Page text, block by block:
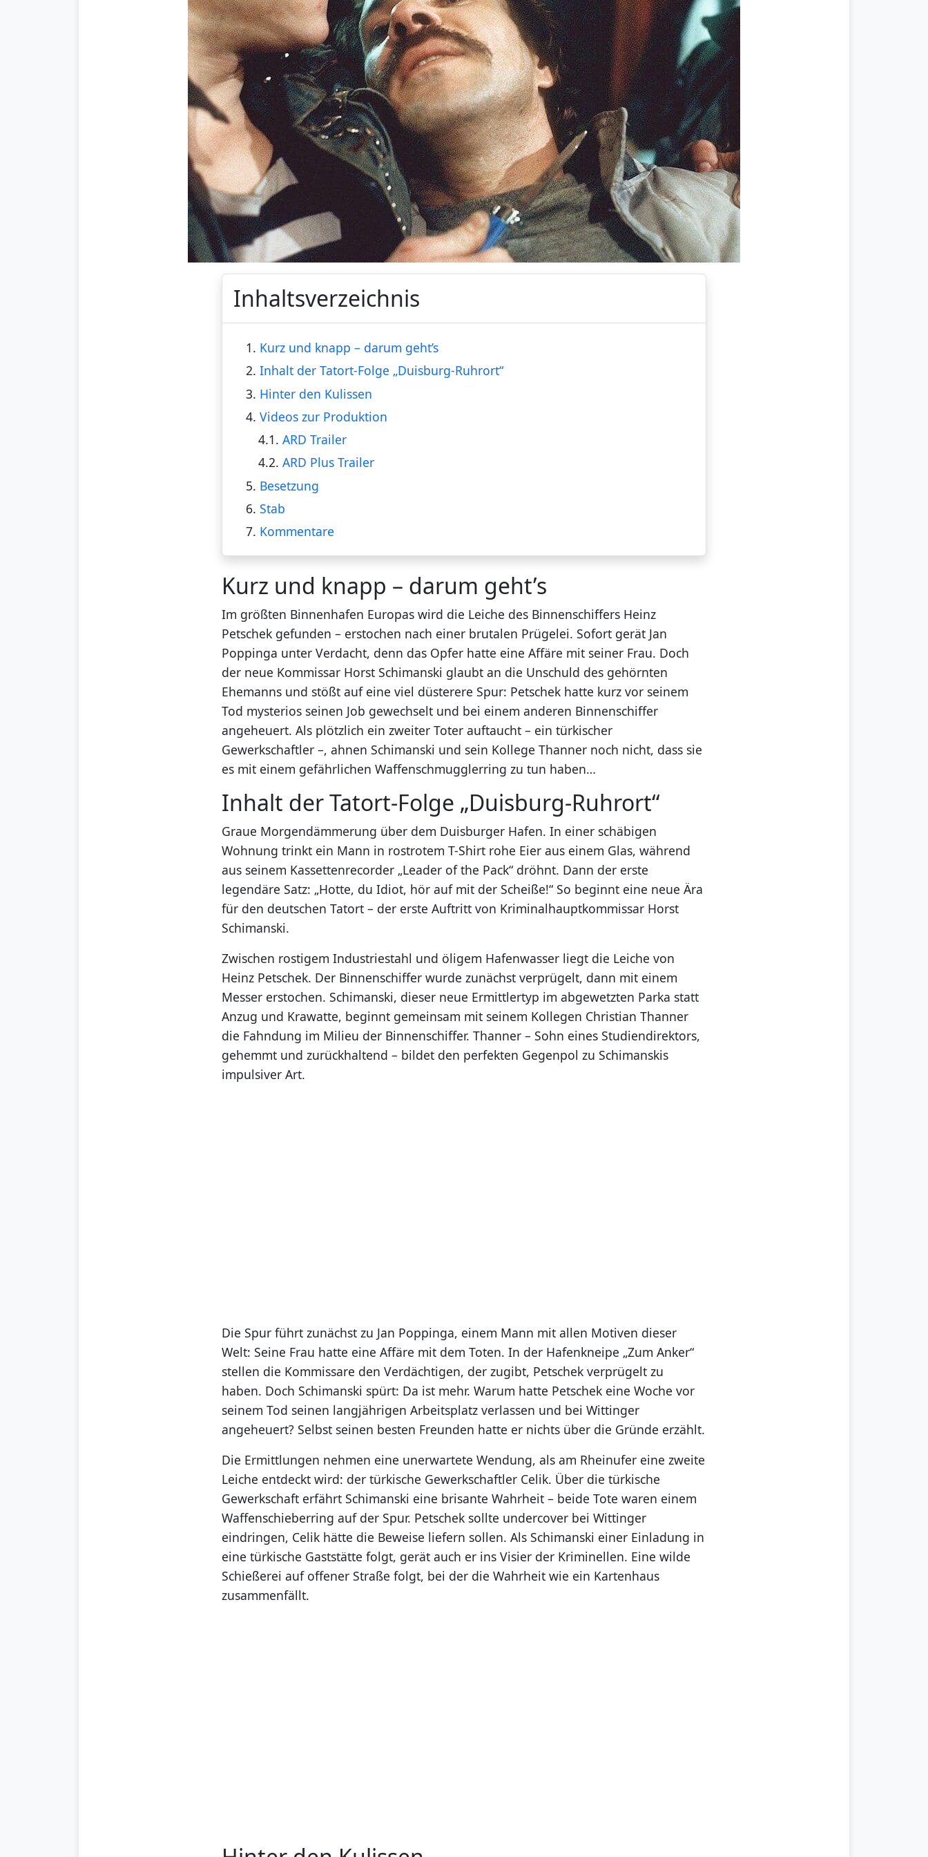
Inhaltsverzeichnis
1. Kurz und knapp – darum geht’s
2. Inhalt der Tatort-Folge „Duisburg-Ruhrort“
3. Hinter den Kulissen
4. Videos zur Produktion
4.1. ARD Trailer
4.2. ARD Plus Trailer
5. Besetzung
6. Stab
7. Kommentare
Kurz und knapp – darum geht’s
Im größten Binnenhafen Europas wird die Leiche des Binnenschiffers Heinz
Petschek gefunden – erstochen nach einer brutalen Prügelei. Sofort gerät Jan
Poppinga unter Verdacht, denn das Opfer hatte eine Affäre mit seiner Frau. Doch
der neue Kommissar Horst Schimanski glaubt an die Unschuld des gehörnten
Ehemanns und stößt auf eine viel düsterere Spur: Petschek hatte kurz vor seinem
Tod mysterios seinen Job gewechselt und bei einem anderen Binnenschiffer
angeheuert. Als plötzlich ein zweiter Toter auftaucht – ein türkischer
Gewerkschaftler –, ahnen Schimanski und sein Kollege Thanner noch nicht, dass sie
es mit einem gefährlichen Waffenschmugglerring zu tun haben…
Inhalt der Tatort-Folge „Duisburg-Ruhrort“
Graue Morgendämmerung über dem Duisburger Hafen. In einer schäbigen
Wohnung trinkt ein Mann in rostrotem T-Shirt rohe Eier aus einem Glas, während
aus seinem Kassettenrecorder „Leader of the Pack“ dröhnt. Dann der erste
legendäre Satz: „Hotte, du Idiot, hör auf mit der Scheiße!“ So beginnt eine neue Ära
für den deutschen Tatort – der erste Auftritt von Kriminalhauptkommissar Horst
Schimanski.
Zwischen rostigem Industriestahl und öligem Hafenwasser liegt die Leiche von
Heinz Petschek. Der Binnenschiffer wurde zunächst verprügelt, dann mit einem
Messer erstochen. Schimanski, dieser neue Ermittlertyp im abgewetzten Parka statt
Anzug und Krawatte, beginnt gemeinsam mit seinem Kollegen Christian Thanner
die Fahndung im Milieu der Binnenschiffer. Thanner – Sohn eines Studiendirektors,
gehemmt und zurückhaltend – bildet den perfekten Gegenpol zu Schimanskis
impulsiver Art.
Die Spur führt zunächst zu Jan Poppinga, einem Mann mit allen Motiven dieser
Welt: Seine Frau hatte eine Affäre mit dem Toten. In der Hafenkneipe „Zum Anker“
stellen die Kommissare den Verdächtigen, der zugibt, Petschek verprügelt zu
haben. Doch Schimanski spürt: Da ist mehr. Warum hatte Petschek eine Woche vor
seinem Tod seinen langjährigen Arbeitsplatz verlassen und bei Wittinger
angeheuert? Selbst seinen besten Freunden hatte er nichts über die Gründe erzählt.
Die Ermittlungen nehmen eine unerwartete Wendung, als am Rheinufer eine zweite
Leiche entdeckt wird: der türkische Gewerkschaftler Celik. Über die türkische
Gewerkschaft erfährt Schimanski eine brisante Wahrheit – beide Tote waren einem
Waffenschieberring auf der Spur. Petschek sollte undercover bei Wittinger
eindringen, Celik hätte die Beweise liefern sollen. Als Schimanski einer Einladung in
eine türkische Gaststätte folgt, gerät auch er ins Visier der Kriminellen. Eine wilde
Schießerei auf offener Straße folgt, bei der die Wahrheit wie ein Kartenhaus
zusammenfällt.